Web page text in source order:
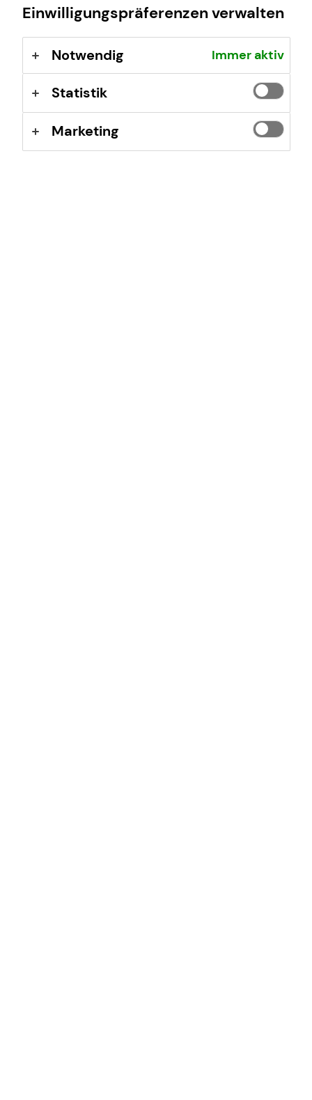
Sieh deine Konten, Depots und Versicherungen an
einem Ort
Verträge und Dokumente digital verwalten
oder Versicherungsverträge jederzeit einsehen
Direkter Kontakt
Stelle mir Terminanfragen oder sende Nachrichten
Einwilligungspräferenzen verwalten
Notwendig Immer aktiv
Statistik
Marketing